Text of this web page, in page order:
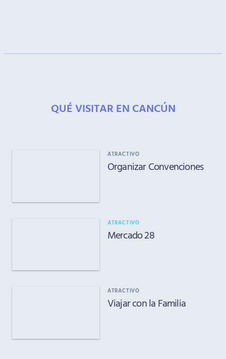
QUÉ VISITAR EN CANCÚN
ATRACTIVO
Organizar Convenciones
ATRACTIVO
Mercado 28
ATRACTIVO
Viajar con la Familia